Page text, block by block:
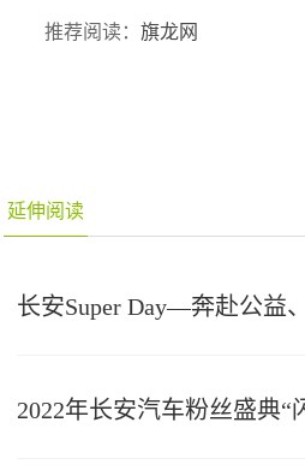
推荐阅读：旗龙网
延伸阅读
长安Super Day—奔赴公益
2022年长安汽车粉丝盛典“